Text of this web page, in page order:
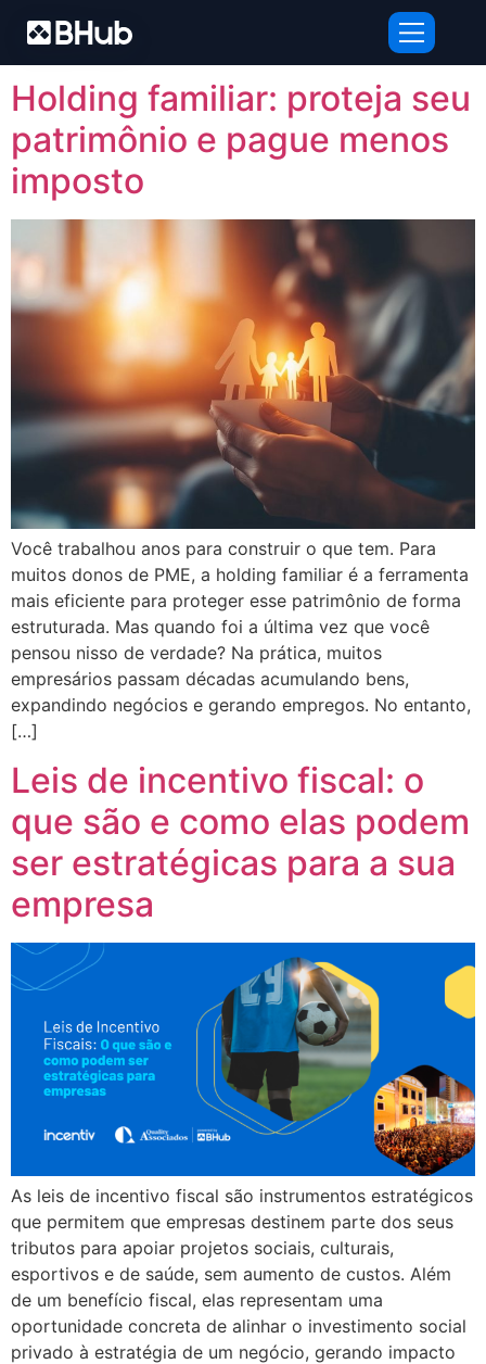
Tag:lucro real
Holding familiar: proteja seu
patrimônio e pague menos
imposto
Você trabalhou anos para construir o que tem. Para
muitos donos de PME, a holding familiar é a ferramenta
mais eficiente para proteger esse patrimônio de forma
estruturada. Mas quando foi a última vez que você
pensou nisso de verdade? Na prática, muitos
empresários passam décadas acumulando bens,
expandindo negócios e gerando empregos. No entanto,
[…]
Leis de incentivo fiscal: o
que são e como elas podem
ser estratégicas para a sua
empresa
As leis de incentivo fiscal são instrumentos estratégicos
que permitem que empresas destinem parte dos seus
tributos para apoiar projetos sociais, culturais,
esportivos e de saúde, sem aumento de custos. Além
de um benefício fiscal, elas representam uma
oportunidade concreta de alinhar o investimento social
privado à estratégia de um negócio, gerando impacto